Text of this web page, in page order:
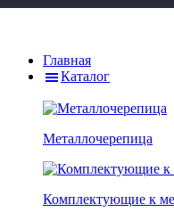
Главная
Каталог
Металлочерепица
Комплектующие к